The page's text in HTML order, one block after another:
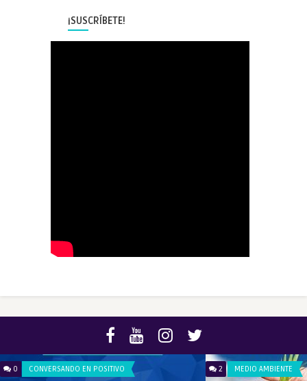
¡SUSCRÍBETE!
0 CONVERSANDO EN POSITIVO 2 MEDIO AMBIENTE